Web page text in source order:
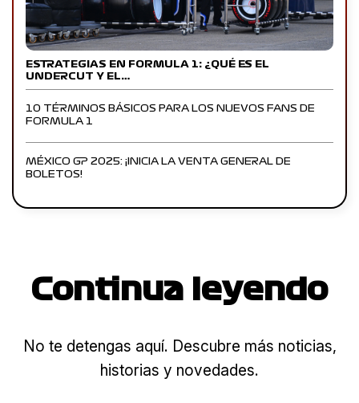
ESTRATEGIAS EN FORMULA 1: ¿QUÉ ES EL
UNDERCUT Y EL…
10 TÉRMINOS BÁSICOS PARA LOS NUEVOS FANS DE
FORMULA 1
MÉXICO GP 2025: ¡INICIA LA VENTA GENERAL DE
BOLETOS!
Continua leyendo
No te detengas aquí. Descubre más noticias,
historias y novedades.